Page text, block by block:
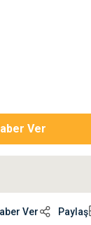
Ver
Ver Paylaş